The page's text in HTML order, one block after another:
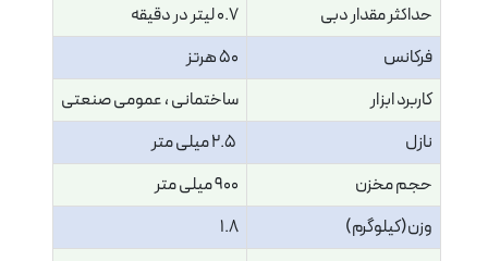
حداکثر مقدار دبی
0.7 لیتر در دقیقه
فرکانس
50 هرتز
کاربرد ابزار
ساختمانی ، عمومی صنعتی
نازل
حجم مخزن
900 میلی متر
وزن(کیلوگرم)
1.8